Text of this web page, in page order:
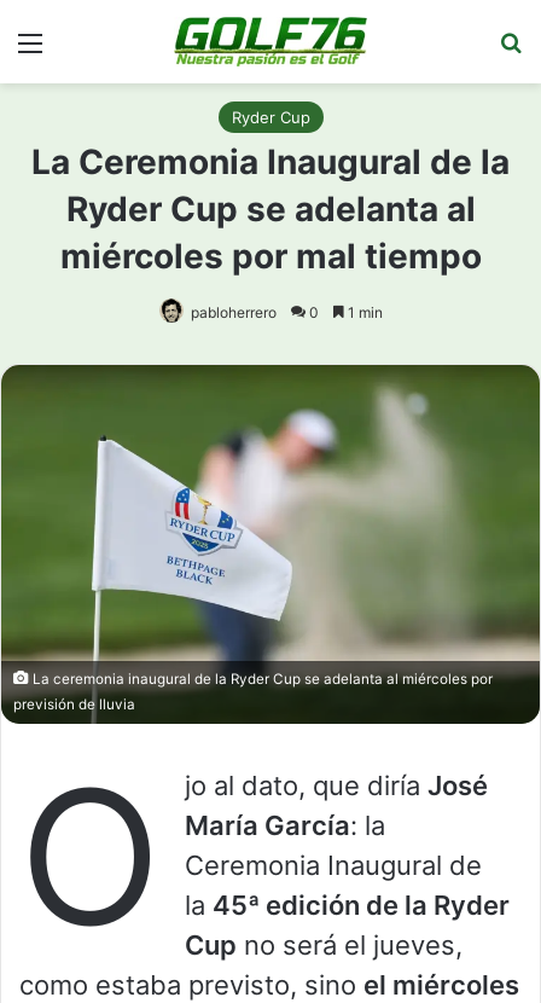
Menú
Ryder Cup
La Ceremonia Inaugural de la
Ryder Cup se adelanta al
miércoles por mal tiempo
pabloherrero 0 1 min
La ceremonia inaugural de la Ryder Cup se adelanta al miércoles por
previsión de lluvia
O jo al dato, que diría José
María García: la
Ceremonia Inaugural de
la 45ª edición de la Ryder
Cup no será el jueves,
como estaba previsto, sino el miércoles